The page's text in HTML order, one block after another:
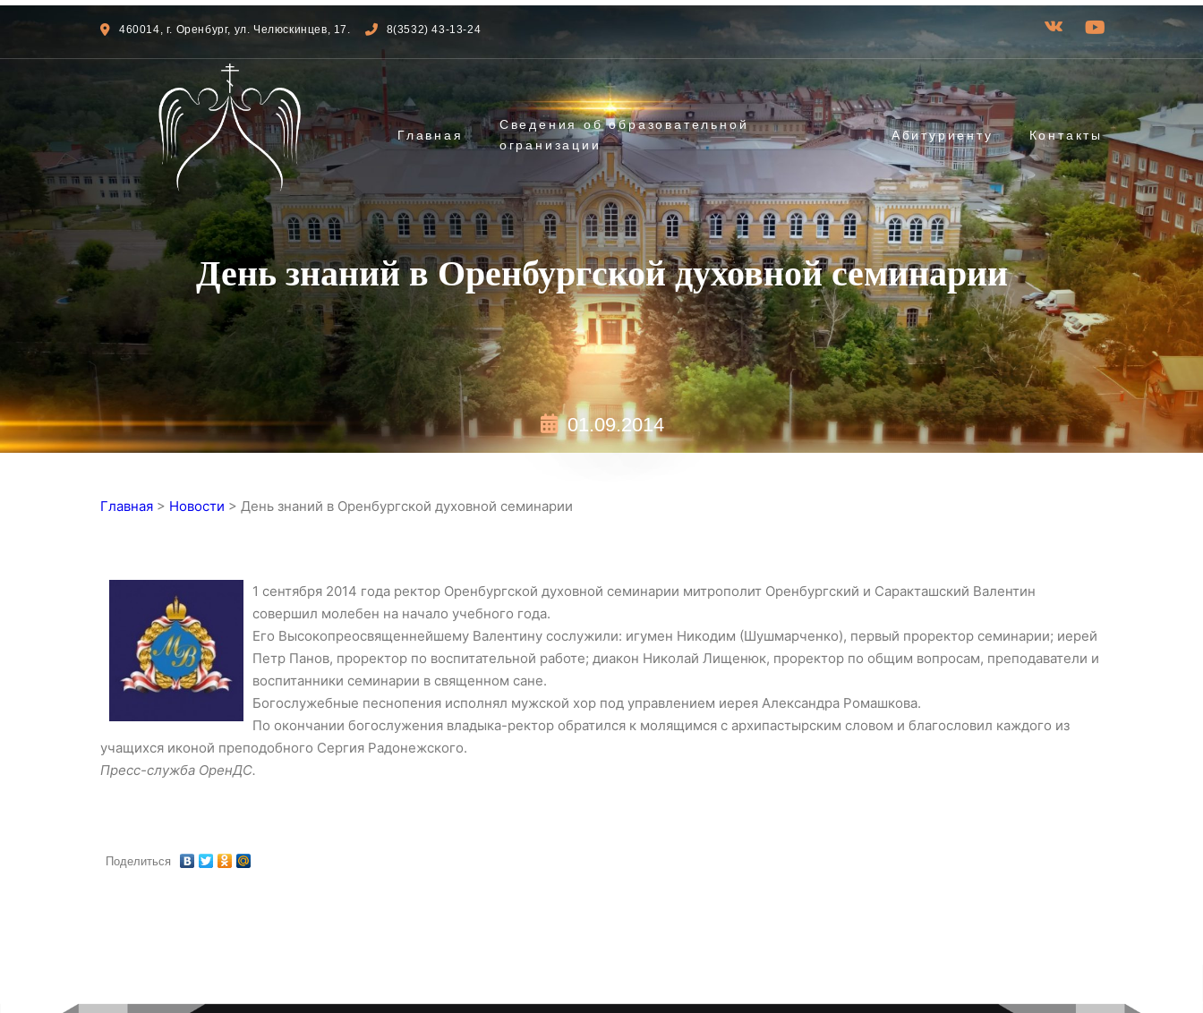
460014, г. Оренбург, ул. Челюскинцев, 17. 8(3532) 43-13-24
Главная
Сведения об образовательной
огранизации
Абитуриенту Контакты
День знаний в Оренбургской духовной семинарии
01.09.2014
Главная > Новости > День знаний в Оренбургской духовной семинарии
1 сентября 2014 года ректор Оренбургской духовной семинарии митрополит Оренбургский и Саракташский Валентин
совершил молебен на начало учебного года.
Его Высокопреосвященнейшему Валентину сослужили: игумен Никодим (Шушмарченко), первый проректор семинарии; иерей
Петр Панов, проректор по воспитательной работе; диакон Николай Лищенюк, проректор по общим вопросам, преподаватели и
воспитанники семинарии в священном сане.
Богослужебные песнопения исполнял мужской хор под управлением иерея Александра Ромашкова.
По окончании богослужения владыка-ректор обратился к молящимся с архипастырским словом и благословил каждого из
учащихся иконой преподобного Сергия Радонежского.
Пресс-служба ОренДС.
Поделиться